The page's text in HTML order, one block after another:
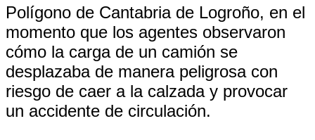
Polígono de Cantabria de Logroño, en el
momento que los agentes observaron
cómo la carga de un camión se
desplazaba de manera peligrosa con
riesgo de caer a la calzada y provocar
un accidente de circulación.